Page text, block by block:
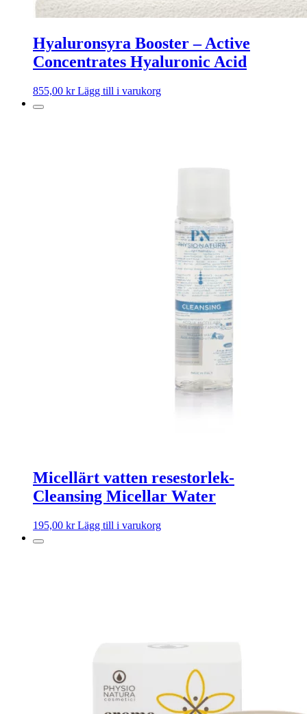
Hyaluronsyra Booster – Active
Concentrates Hyaluronic Acid
855,00 kr Lägg till i varukorg
Micellärt vatten resestorlek-
Cleansing Micellar Water
195,00 kr Lägg till i varukorg